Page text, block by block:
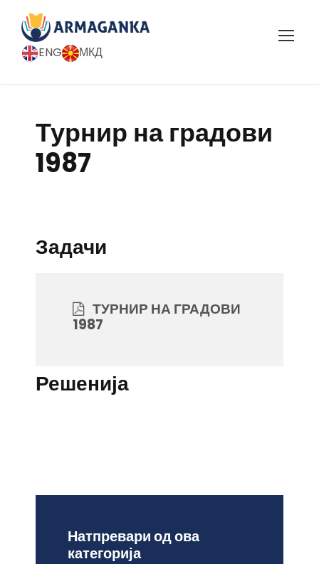
ENG МКД
Турнир на градови
1987
Задачи
ТУРНИР НА ГРАДОВИ
1987
Решенија
Натпревари од ова
категорија